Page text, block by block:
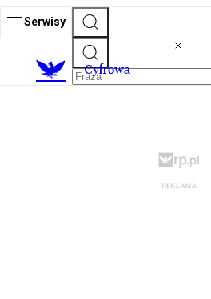
Serwisy
Cyfrowa